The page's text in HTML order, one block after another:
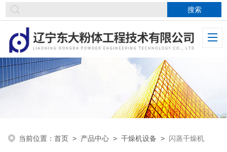
当前位置：首页 > 产品中心 >干燥机设备 > 闪蒸干燥机